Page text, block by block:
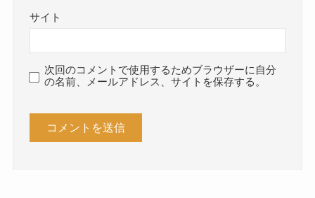
サイト
次回のコメントで使用するためブラウザーに自分
の名前、メールアドレス、サイトを保存する。